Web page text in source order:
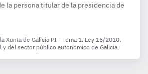
la persona titular de la presidencia de
Xunta de Galicia PI - Tema 1. Ley 16/2010,
y del sector público autonómico de Galicia